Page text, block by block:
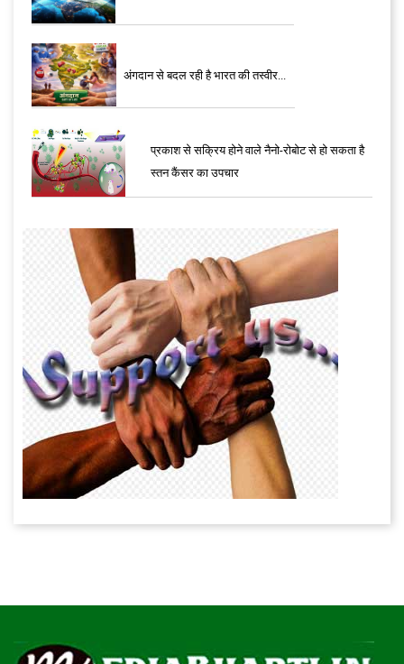
अंगदान से बदल रही है भारत की तस्वीर...
प्रकाश से सक्रिय होने वाले नैनो-रोबोट से हो सकता है
स्तन कैंसर का उपचार